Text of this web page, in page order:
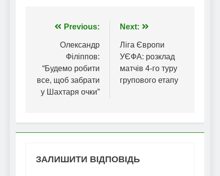
Навігація
записів
Previous:
Олександр
Філіппов:
“Будемо робити
все, щоб забрати
у Шахтаря очки”
Next:
Ліга Європи
УЄФА: розклад
матчів 4-го туру
групового етапу
ЗАЛИШИТИ ВІДПОВІДЬ